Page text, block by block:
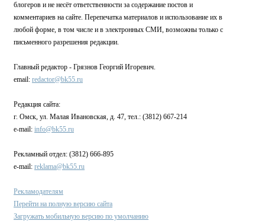
блогеров и не несёт ответственности за содержание постов и
комментариев на сайте. Перепечатка материалов и использование их в
любой форме, в том числе и в электронных СМИ, возможны только с
письменного разрешения редакции.
Главный редактор - Грязнов Георгий Игоревич.
email: redactor@bk55.ru
Редакция сайта:
г. Омск, ул. Малая Ивановская, д. 47, тел.: (3812) 667-214
e-mail: info@bk55.ru
Рекламный отдел: (3812) 666-895
e-mail: reklama@bk55.ru
Рекламодателям
Перейти на полную версию сайта
Загружать мобильную версию по умолчанию